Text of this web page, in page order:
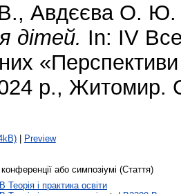
, Авдєєва О. Ю.
дітей. In: ІV
«Перспективи
р., Житомир.
| Preview
або симпозіумі (Стаття)
Теорія і практика освіти